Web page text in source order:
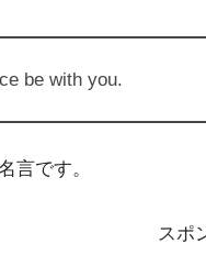
be with you.
言です。
スポ